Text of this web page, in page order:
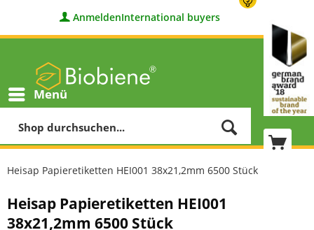
AnmeldenInternational buyers
Menü
Heisap Papieretiketten HEI001 38x21,2mm 6500 Stück
Heisap Papieretiketten HEI001
38x21,2mm 6500 Stück